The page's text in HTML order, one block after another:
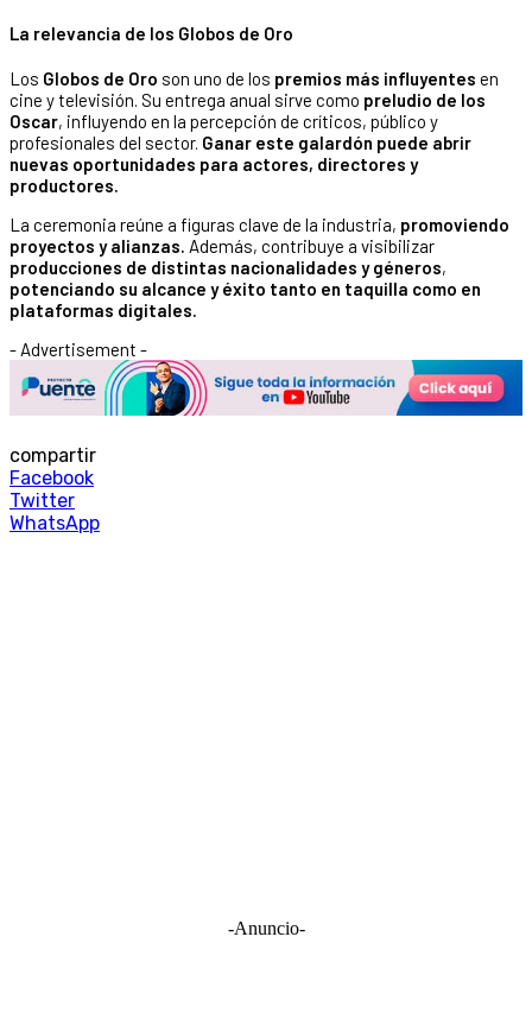
La relevancia de los Globos de Oro
Los Globos de Oro son uno de los premios más influyentes en
cine y televisión. Su entrega anual sirve como preludio de los
Oscar, influyendo en la percepción de críticos, público y
profesionales del sector. Ganar este galardón puede abrir
nuevas oportunidades para actores, directores y
productores.
La ceremonia reúne a figuras clave de la industria, promoviendo
proyectos y alianzas. Además, contribuye a visibilizar
producciones de distintas nacionalidades y géneros,
potenciando su alcance y éxito tanto en taquilla como en
plataformas digitales.
- Advertisement -
compartir
Facebook
Twitter
WhatsApp
-Anuncio-